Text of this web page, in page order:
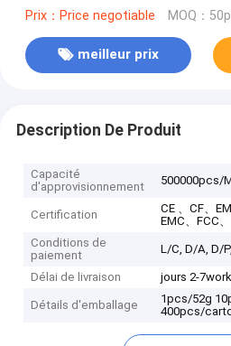
Prix：Price negotiable MOQ：
meilleur prix
Description De Produit
Capacité
d'approvisionnement
500000pcs/
Certification
CE 、CF、
EMC、FCC
Conditions de
paiement
L/C, D/A, D/
Délai de livraison jours 2-7work
Détails d'emballage
1pcs/52g
400pcs/